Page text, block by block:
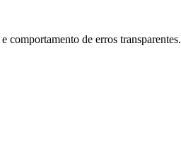
comportamento de erros transparentes.